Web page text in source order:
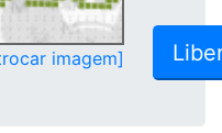
imagem]